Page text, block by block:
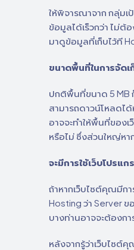
ให้พิจารณาจาก กลุ่มเ
ข้อมูลได้เร็วกว่า ไม่ต้
มาดูข้อมูลที่เก็บไว้ที
ขนาดพื้นที่ในการจัด
ปกติพื้นที่ขนาด 5 MB
สามารถดาวน์โหลดไ
อาจจะทำให้พื้นที่ของ
หรือไม่ ซึ่งส่วนใหญ่หา
จะมีการใช้เว็บโปรแ
ถ้าหากเว็บไซต์คุณมีกา
Hosting ว่า Server ข
บางท่านอาจจะต้องก
หลังจากรู้ว่าเว็บไซต์